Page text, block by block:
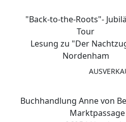
"Back-to-the-Roots"-
Tour
Lesung zu "Der
Nordenham
Buchhandlung Anne von